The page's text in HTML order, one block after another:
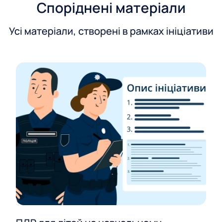
Споріднені матеріали
Усі матеріали, створені в рамках ініціативи